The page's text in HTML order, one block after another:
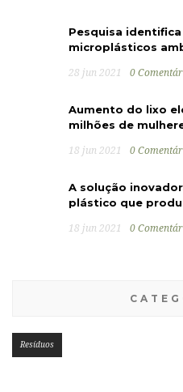
Pesquisa
microplásticos
28 jun 2021 0
Aumento do lixo
milhões de
18 jun 2021 0
A solução
plástico que
18 jun 2021 0
Resíduos